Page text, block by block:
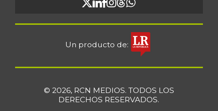
Un producto de:
© 2026, RCN MEDIOS. TODOS LOS
DERECHOS RESERVADOS.